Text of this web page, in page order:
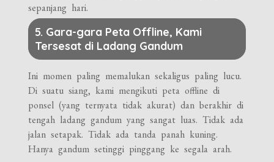
sepanjang hari.
5. Gara-gara Peta Offline, Kami
Tersesat di Ladang Gandum
Ini momen paling memalukan sekaligus paling lucu.
Di suatu siang, kami mengikuti peta offline di
ponsel (yang ternyata tidak akurat) dan berakhir di
tengah ladang gandum yang sangat luas. Tidak ada
jalan setapak. Tidak ada tanda panah kuning.
Hanya gandum setinggi pinggang ke segala arah.